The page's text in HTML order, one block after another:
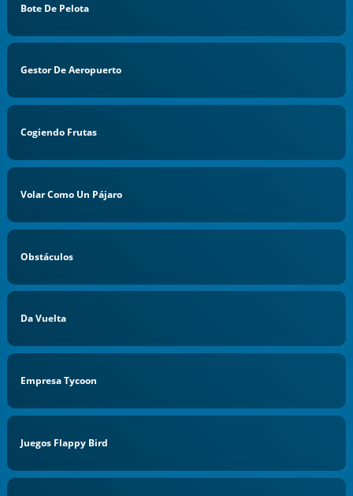
Bote De Pelota
Gestor De Aeropuerto
Cogiendo Frutas
Volar Como Un Pájaro
Obstáculos
Da Vuelta
Empresa Tycoon
Juegos Flappy Bird